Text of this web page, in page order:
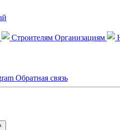
Строителям Организациям
Обратная связь